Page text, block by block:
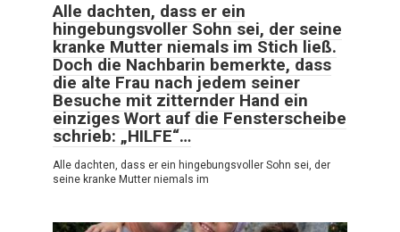
Alle dachten, dass er ein
hingebungsvoller Sohn sei, der seine
kranke Mutter niemals im Stich ließ.
Doch die Nachbarin bemerkte, dass
die alte Frau nach jedem seiner
Besuche mit zitternder Hand ein
einziges Wort auf die Fensterscheibe
schrieb: „HILFE“…
Alle dachten, dass er ein hingebungsvoller Sohn sei, der
seine kranke Mutter niemals im